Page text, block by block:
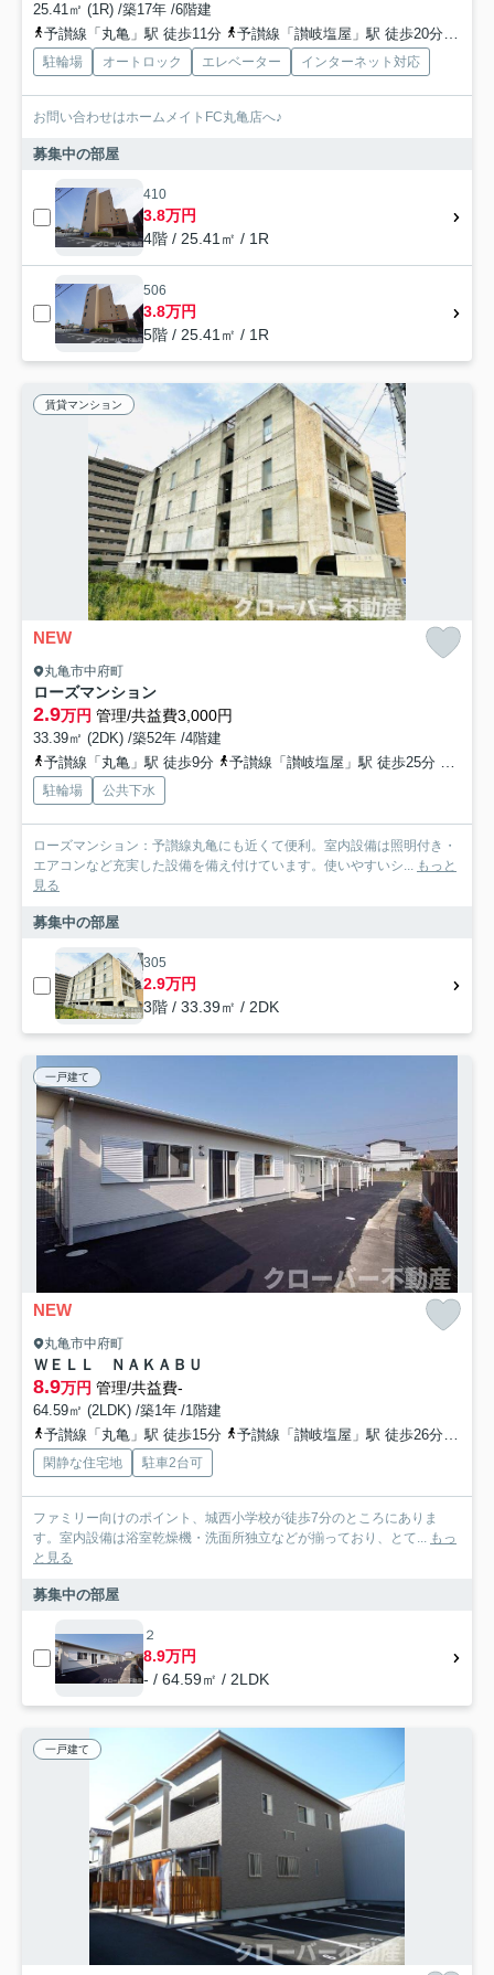
25.41㎡ (1R) /築17年 /6階建
予讃線「丸亀」駅 徒歩11分
予讃線「讃岐塩屋」駅 徒歩20分
駐輪場 オートロック エレベーター インターネット対応
お問い合わせはホームメイトFC丸亀店へ♪
募集中の部屋
410
3.8万円
4階 / 25.41㎡ / 1R
506
3.8万円
5階 / 25.41㎡ / 1R
賃貸マンション
NEW
丸亀市中府町
ローズマンション
2.9万円 管理/共益費3,000円
33.39㎡ (2DK) /築52年 /4階建
予讃線「丸亀」駅 徒歩9分
予讃線「讃岐塩屋」駅 徒歩25分 予讃
駐輪場 公共下水
ローズマンション：予讃線丸亀にも近くて便利。室内設備は照明付き・
エアコンなど充実した設備を備え付けています。使いやすいシ... もっと
見る
募集中の部屋
305
2.9万円
3階 / 33.39㎡ / 2DK
一戸建て
NEW
丸亀市中府町
ＷＥＬＬ ＮＡＫＡＢＵ
8.9万円 管理/共益費-
64.59㎡ (2LDK) /築1年 /1階建
予讃線「丸亀」駅 徒歩15分
予讃線「讃岐塩屋」駅 徒歩26分
閑静な住宅地 駐車2台可
ファミリー向けのポイント、城西小学校が徒歩7分のところにありま
す。室内設備は浴室乾燥機・洗面所独立などが揃っており、とて... もっ
と見る
募集中の部屋
２
8.9万円
- / 64.59㎡ / 2LDK
一戸建て